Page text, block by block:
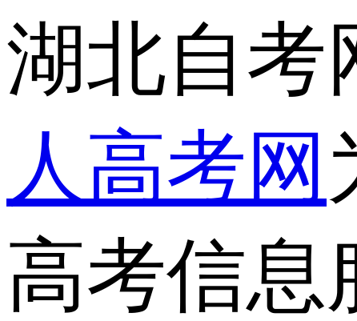
湖北自考
人高考网
高考信息